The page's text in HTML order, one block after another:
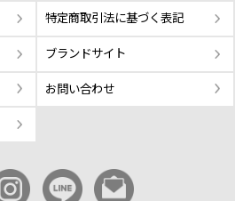
特定商取引法に基づく表記
ブランドサイト
お問い合わせ